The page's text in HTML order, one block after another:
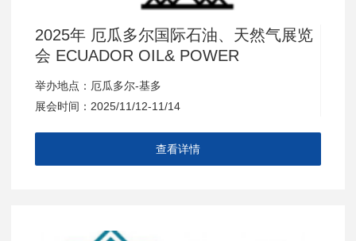
2025年 厄瓜多尔国际石油、天然气展览
会 ECUADOR OIL& POWER
举办地点：厄瓜多尔-基多
展会时间：2025/11/12-11/14
查看详情